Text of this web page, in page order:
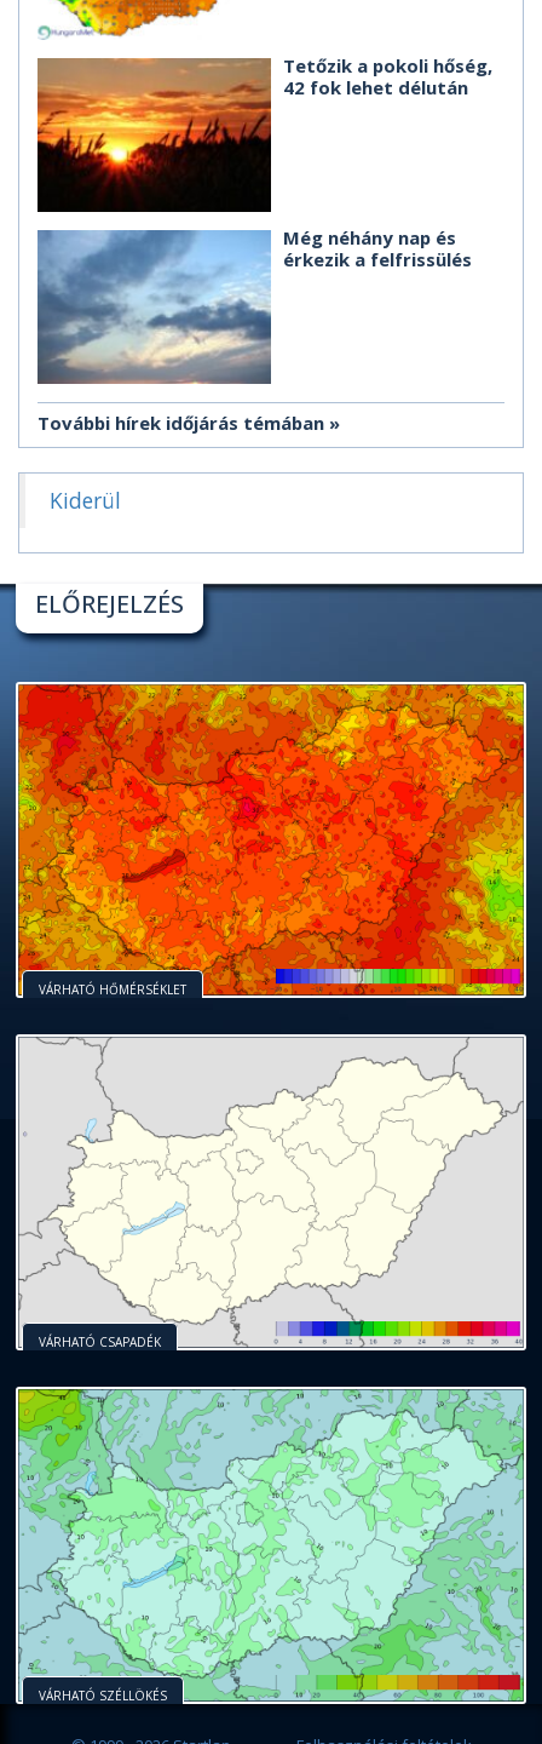
Tetőzik a pokoli hőség,
42 fok lehet délután
Még néhány nap és
érkezik a felfrissülés
További hírek időjárás témában
Kiderül
ELŐREJELZÉS
VÁRHATÓ HŐMÉRSÉKLET
VÁRHATÓ CSAPADÉK
VÁRHATÓ SZÉLLÖKÉS